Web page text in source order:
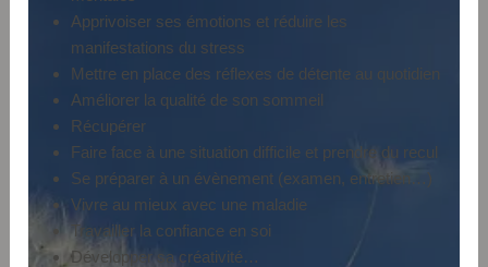
Apprivoiser ses émotions et réduire les
manifestations du stress
Mettre en place des réflexes de détente au quotidien
Améliorer la qualité de son sommeil
Récupérer
Faire face à une situation difficile et prendre du recul
Se préparer à un évènement (examen, entretien…)
Vivre au mieux avec une maladie
Travailler la confiance en soi
Développer sa créativité…